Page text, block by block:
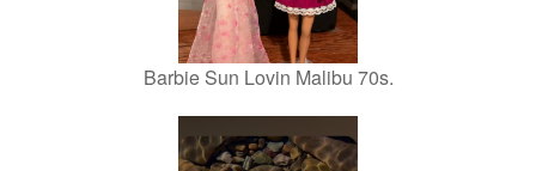
Barbie Sun Lovin Malibu 70s.